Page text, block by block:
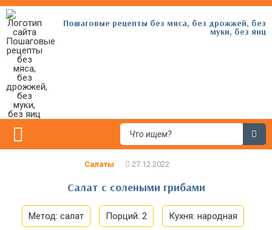
Пошаговые рецепты без мяса, без дрожжей, без
муки, без яиц
Салаты
Салат с солеными грибами
Метод: салат Порций: 2 Кухня: народная